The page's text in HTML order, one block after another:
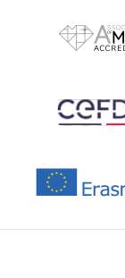
IMAGE
IMAGE
IMAGE